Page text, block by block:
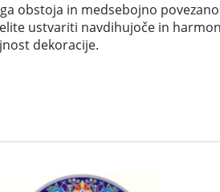
obstoja in medsebojno
ustvariti navdihujoče in
dekoracije.